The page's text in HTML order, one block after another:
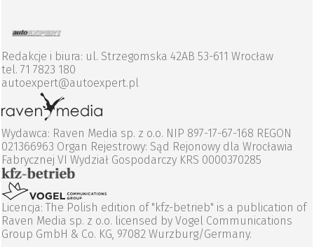
Redakcje i biura: ul. Strzegomska 42AB 53-611 Wrocław
tel. 71 7823 180
autoexpert@autoexpert.pl
Wydawca: Raven Media sp. z o.o. NIP 897-17-67-168 REGON
021366963 Organ Rejestrowy: Sąd Rejonowy dla Wrocławia
Fabrycznej VI Wydział Gospodarczy KRS 0000370285
Licencja: The Polish edition of "kfz-betrieb" is a publication of
Raven Media sp. z o.o. licensed by Vogel Communications
Group GmbH & Co. KG, 97082 Wurzburg/Germany.